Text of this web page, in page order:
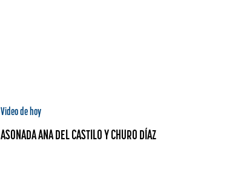
Video de hoy
ASONADA ANA DEL CASTILO Y CHURO DÍAZ